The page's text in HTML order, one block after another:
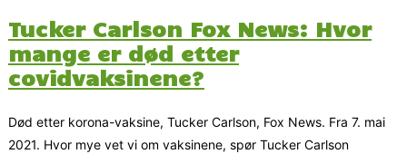
Tucker Carlson Fox News: Hvor
mange er død etter
covidvaksinene?
Død etter korona-vaksine, Tucker Carlson, Fox News. Fra 7. mai
2021. Hvor mye vet vi om vaksinene, spør Tucker Carlson